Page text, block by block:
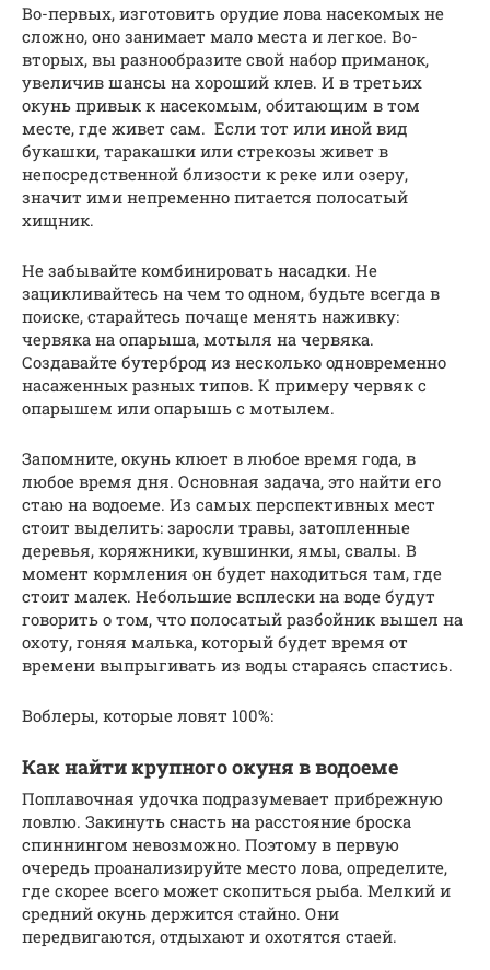
Во-первых, изготовить орудие лова насекомых не
сложно, оно занимает мало места и легкое. Во-
вторых, вы разнообразите свой набор приманок,
увеличив шансы на хороший клев. И в третьих
окунь привык к насекомым, обитающим в том
месте, где живет сам. Если тот или иной вид
букашки, таракашки или стрекозы живет в
непосредственной близости к реке или озеру,
значит ими непременно питается полосатый
хищник.
Не забывайте комбинировать насадки. Не
зацикливайтесь на чем то одном, будьте всегда в
поиске, старайтесь почаще менять наживку:
червяка на опарыша, мотыля на червяка.
Создавайте бутерброд из несколько одновременно
насаженных разных типов. К примеру червяк с
опарышем или опарышь с мотылем.
Запомните, окунь клюет в любое время года, в
любое время дня. Основная задача, это найти его
стаю на водоеме. Из самых перспективных мест
стоит выделить: заросли травы, затопленные
деревья, коряжники, кувшинки, ямы, свалы. В
момент кормления он будет находиться там, где
стоит малек. Небольшие всплески на воде будут
говорить о том, что полосатый разбойник вышел на
охоту, гоняя малька, который будет время от
времени выпрыгивать из воды стараясь спастись.
Воблеры, которые ловят 100%:
Как найти крупного окуня в водоеме
Поплавочная удочка подразумевает прибрежную
ловлю. Закинуть снасть на расстояние броска
спиннингом невозможно. Поэтому в первую
очередь проанализируйте место лова, определите,
где скорее всего может скопиться рыба. Мелкий и
средний окунь держится стайно. Они
передвигаются, отдыхают и охотятся стаей.